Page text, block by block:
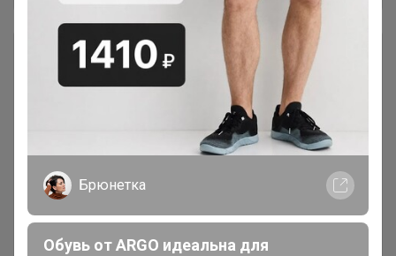
Маникюр и педикюр
Товары месяца 35
13
Брюнетка
Обувь от ARGO идеальна для